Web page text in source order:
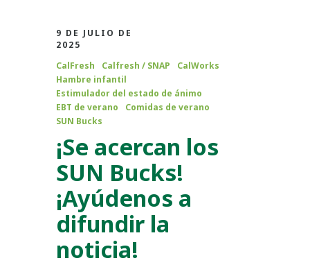
9 DE JULIO DE
2025
CalFresh
Calfresh / SNAP
CalWorks
Hambre infantil
Estimulador del estado de ánimo
EBT de verano
Comidas de verano
SUN Bucks
¡Se acercan los
SUN Bucks!
¡Ayúdenos a
difundir la
noticia!